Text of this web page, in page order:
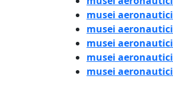
musei aeronautici
musei aeronautici
musei aeronautici
musei aeronautici
musei aeronautici